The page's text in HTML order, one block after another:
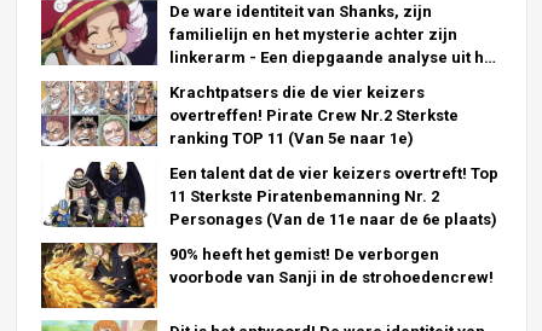
De ware identiteit van Shanks, zijn
familielijn en het mysterie achter zijn
linkerarm - Een diepgaande analyse uit het
Krachtpatsers die de vier keizers
overtreffen! Pirate Crew Nr.2 Sterkste
ranking TOP 11 (Van 5e naar 1e)
Een talent dat de vier keizers overtreft! Top
11 Sterkste Piratenbemanning Nr. 2
Personages (Van de 11e naar de 6e plaats)
90% heeft het gemist! De verborgen
voorbode van Sanji in de strohoedencrew!